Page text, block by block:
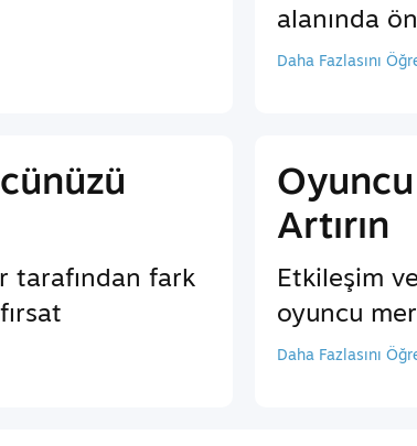
alanında
Daha Fazlasını
tarafından fark
Artırın
Etkileşim
oyuncu
Daha Fazlasını